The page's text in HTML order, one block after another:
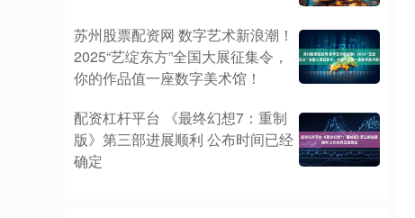
苏州股票配资网 数字艺术新浪潮！
2025“艺绽东方”全国大展征集令，
你的作品值一座数字美术馆！
配资杠杆平台 《最终幻想7：重制
版》第三部进展顺利 公布时间已经
确定